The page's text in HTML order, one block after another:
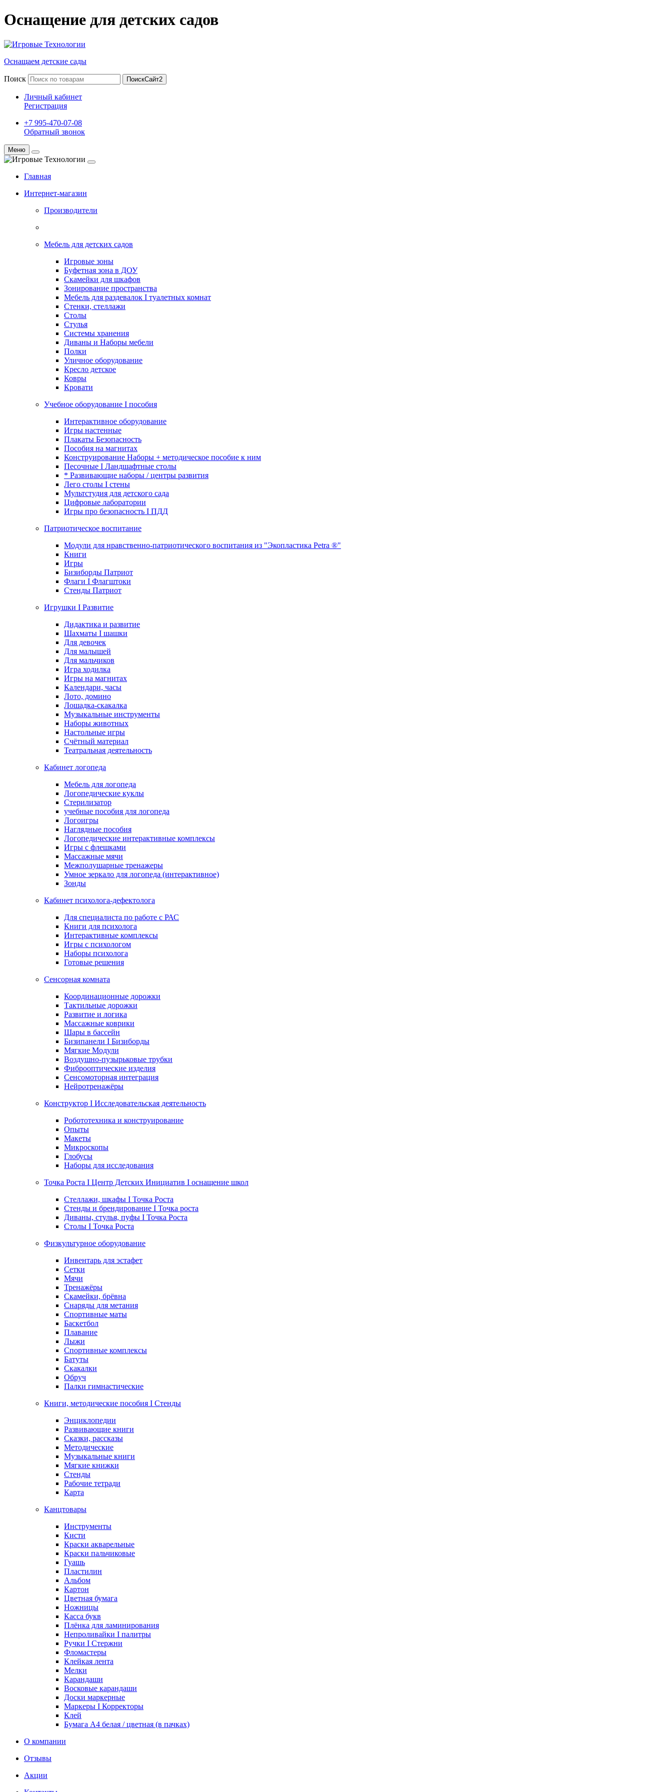
Оснащение для детских садов
Оснащаем детские сады
Поиск ПоискСайт2
Личный кабинет
Регистрация
+7 995-470-07-08
Обратный звонок
Меню
Главная
Интернет-магазин
Производители
Мебель для детских садов
Игровые зоны
Буфетная зона в ДОУ
Скамейки для шкафов
Зонирование пространства
Мебель для раздевалок I туалетных комнат
Стенки, стеллажи
Столы
Стулья
Системы хранения
Диваны и Наборы мебели
Полки
Уличное оборудование
Кресло детское
Ковры
Кровати
Учебное оборудование I пособия
Интерактивное оборудование
Игры настенные
Плакаты Безопасность
Пособия на магнитах
Конструирование Наборы + методическое пособие к ним
Песочные I Ландшафтные столы
* Развивающие наборы / центры развития
Лего столы I стены
Мультстудия для детского сада
Цифровые лаборатории
Игры про безопасность I ПДД
Патриотическое воспитание
Модули для нравственно-патриотического воспитания из "Экопластика Petra ®"
Книги
Игры
Бизиборды Патриот
Флаги I Флагштоки
Стенды Патриот
Игрушки I Развитие
Дидактика и развитие
Шахматы I шашки
Для девочек
Для малышей
Для мальчиков
Игра ходилка
Игры на магнитах
Календари, часы
Лото, домино
Лошадка-скакалка
Музыкальные инструменты
Наборы животных
Настольные игры
Счётный материал
Театральная деятельность
Кабинет логопеда
Мебель для логопеда
Логопедические куклы
Стерилизатор
учебные пособия для логопеда
Логоигры
Наглядные пособия
Логопедические интерактивные комплексы
Игры с флешками
Массажные мячи
Межполушарные тренажеры
Умное зеркало для логопеда (интерактивное)
Зонды
Кабинет психолога-дефектолога
Для специалиста по работе с РАС
Книги для психолога
Интерактивные комплексы
Игры с психологом
Наборы психолога
Готовые решения
Сенсорная комната
Координационные дорожки
Тактильные дорожки
Развитие и логика
Массажные коврики
Шары в бассейн
Бизипанели I Бизиборды
Мягкие Модули
Воздушно-пузырьковые трубки
Фиброоптические изделия
Сенсомоторная интеграция
Нейротренажёры
Конструктор I Исследовательская деятельность
Робототехника и конструирование
Опыты
Макеты
Микроскопы
Глобусы
Наборы для исследования
Точка Роста I Центр Детских Инициатив I оснащение школ
Стеллажи, шкафы I Точка Роста
Стенды и брендирование I Точка роста
Диваны, стулья, пуфы I Точка Роста
Столы I Точка Роста
Физкультурное оборудование
Инвентарь для эстафет
Сетки
Мячи
Тренажёры
Скамейки, брёвна
Снаряды для метания
Спортивные маты
Баскетбол
Плавание
Лыжи
Спортивные комплексы
Батуты
Скакалки
Обруч
Палки гимнастические
Книги, методические пособия I Стенды
Энциклопедии
Развивающие книги
Сказки, рассказы
Методические
Музыкальные книги
Мягкие книжки
Стенды
Рабочие тетради
Карта
Канцтовары
Инструменты
Кисти
Краски акварельные
Краски пальчиковые
Гуашь
Пластилин
Альбом
Картон
Цветная бумага
Ножницы
Касса букв
Плёнка для ламинирования
Непроливайки I палитры
Ручки I Стержни
Фломастеры
Клейкая лента
Мелки
Карандаши
Восковые карандаши
Доски маркерные
Маркеры I Корректоры
Клей
Бумага А4 белая / цветная (в пачках)
О компании
Отзывы
Акции